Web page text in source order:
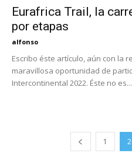
Eurafrica Trail, la
por etapas
alfonso
Escribo éste artículo, aún con la
maravillosa oportunidad de
Intercontinental 2022. Éste no es...
1 2